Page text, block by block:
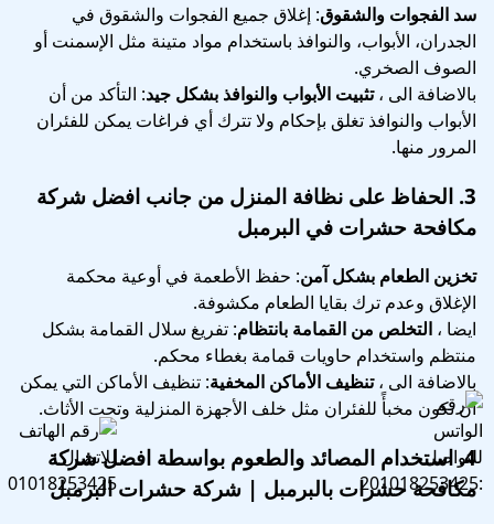
سد الفجوات والشقوق: إغلاق جميع الفجوات والشقوق في
الجدران، الأبواب، والنوافذ باستخدام مواد متينة مثل الإسمنت أو
الصوف الصخري.
بالاضافة الى ،تثبيت الأبواب والنوافذ بشكل جيد: التأكد من أن
الأبواب والنوافذ تغلق بإحكام ولا تترك أي فراغات يمكن للفئران
المرور منها.
3. الحفاظ على نظافة المنزل من جانب افضل شركة
مكافحة حشرات في البرمبل
تخزين الطعام بشكل آمن: حفظ الأطعمة في أوعية محكمة
الإغلاق وعدم ترك بقايا الطعام مكشوفة.
ايضا ، التخلص من القمامة بانتظام: تفريغ سلال القمامة بشكل
منتظم واستخدام حاويات قمامة بغطاء محكم.
بالاضافة الى ،تنظيف الأماكن المخفية: تنظيف الأماكن التي يمكن
أن تكون مخبأً للفئران مثل خلف الأجهزة المنزلية وتحت الأثاث.
4. استخدام المصائد والطعوم بواسطة افضل شركة
مكافحة حشرات بالبرمبل | شركة حشرات البرمبل